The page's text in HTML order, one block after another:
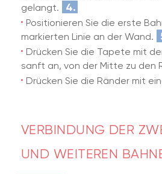
gelangt.
4.
Positionieren Sie die erste
markierten Linie an der Wand.
Drücken Sie die Tapete mit
sanft an, von der Mitte zu den
Drücken Sie die Ränder mit
VERBINDUNG DER
UND WEITEREN